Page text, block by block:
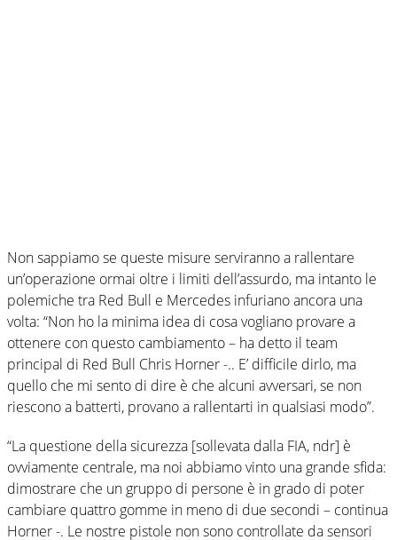
Non sappiamo se queste misure serviranno a rallentare
un’operazione ormai oltre i limiti dell’assurdo, ma intanto le
polemiche tra Red Bull e Mercedes infuriano ancora una
volta: “Non ho la minima idea di cosa vogliano provare a
ottenere con questo cambiamento – ha detto il team
principal di Red Bull Chris Horner -.. E’ difficile dirlo, ma
quello che mi sento di dire è che alcuni avversari, se non
riescono a batterti, provano a rallentarti in qualsiasi modo”.
“La questione della sicurezza [sollevata dalla FIA, ndr] è
ovviamente centrale, ma noi abbiamo vinto una grande sfida:
dimostrare che un gruppo di persone è in grado di poter
cambiare quattro gomme in meno di due secondi – continua
Horner -. Le nostre pistole non sono controllate da sensori